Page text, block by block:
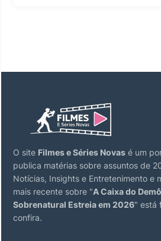
O site Filmes e Séries Novas é um
publica matérias sobre assuntos de
Notícias, Insights e Entretenimento e
mais recente sobre "A Caixa do
Sobrenatural Estreia em 2026" está
confira.